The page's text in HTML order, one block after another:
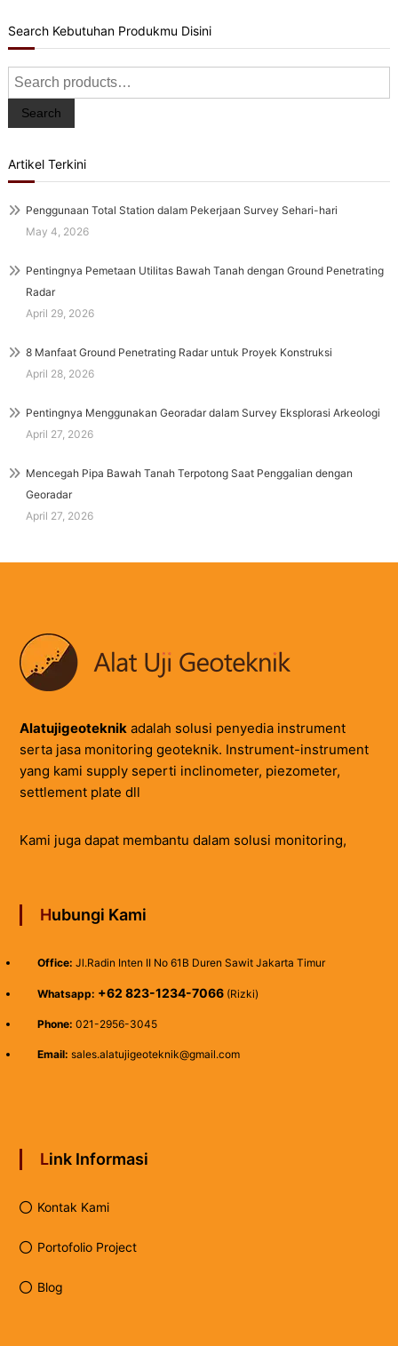
Search Kebutuhan Produkmu Disini
Search
for:
Search
Artikel Terkini
Penggunaan Total Station dalam Pekerjaan Survey Sehari-hari
May 4, 2026
Pentingnya Pemetaan Utilitas Bawah Tanah dengan Ground Penetrating
Radar
April 29, 2026
8 Manfaat Ground Penetrating Radar untuk Proyek Konstruksi
April 28, 2026
Pentingnya Menggunakan Georadar dalam Survey Eksplorasi Arkeologi
April 27, 2026
Mencegah Pipa Bawah Tanah Terpotong Saat Penggalian dengan
Georadar
April 27, 2026
Alatujigeoteknikadalah solusi penyedia instrument
serta jasa monitoring geoteknik. Instrument-instrument
yang kami supply seperti inclinometer, piezometer,
settlement plate dll
Kami juga dapat membantu dalam solusi monitoring,
Hubungi Kami
Office: Jl.Radin Inten II No 61B Duren Sawit Jakarta Timur
Whatsapp: +62 823-1234-7066(Rizki)
Phone: 021-2956-3045
Email: sales.alatujigeoteknik@gmail.com
Link Informasi
Kontak Kami
Portofolio Project
Blog